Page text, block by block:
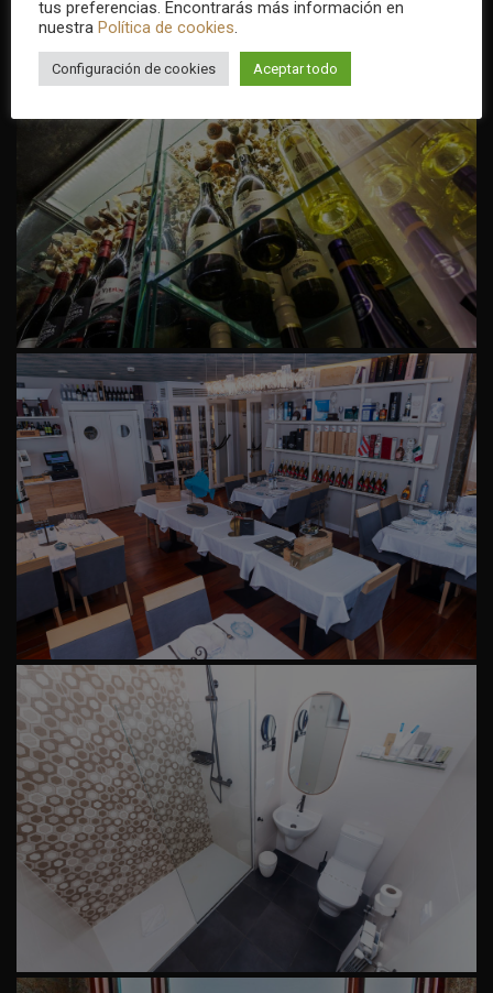
tus preferencias. Encontrarás más información en
nuestra Política de cookies
Configuración de cookies Aceptar todo